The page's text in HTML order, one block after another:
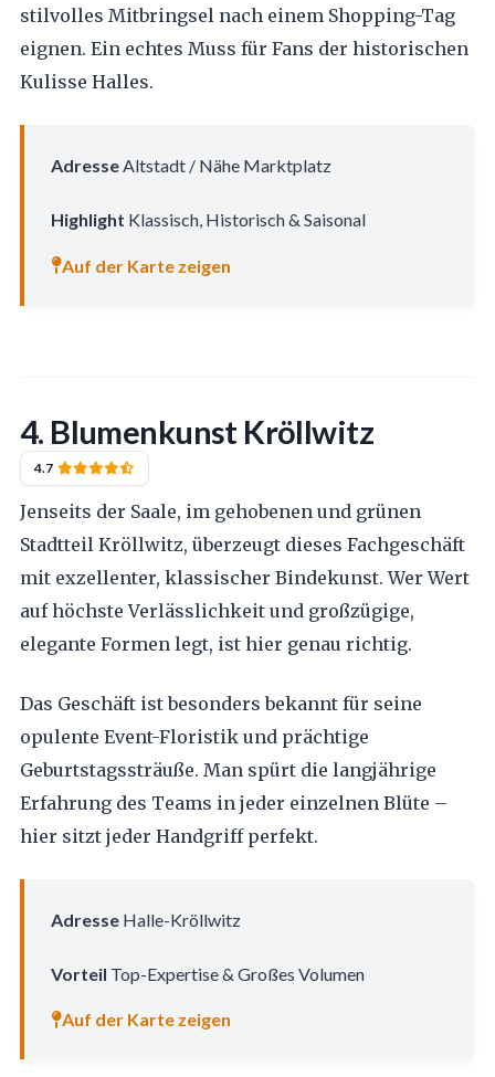
stilvolles Mitbringsel nach einem Shopping-Tag
eignen. Ein echtes Muss für Fans der historischen
Kulisse Halles.
AdresseAltstadt / Nähe Marktplatz
Highlight Klassisch, Historisch & Saisonal
Auf der Karte zeigen
4. Blumenkunst Kröllwitz
4.7
Jenseits der Saale, im gehobenen und grünen
Stadtteil Kröllwitz, überzeugt dieses Fachgeschäft
mit exzellenter, klassischer Bindekunst. Wer Wert
auf höchste Verlässlichkeit und großzügige,
elegante Formen legt, ist hier genau richtig.
Das Geschäft ist besonders bekannt für seine
opulente Event-Floristik und prächtige
Geburtstagssträuße. Man spürt die langjährige
Erfahrung des Teams in jeder einzelnen Blüte –
hier sitzt jeder Handgriff perfekt.
AdresseHalle-Kröllwitz
Vorteil Top-Expertise & Großes Volumen
Auf der Karte zeigen